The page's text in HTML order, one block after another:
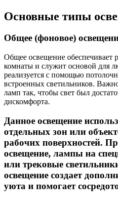
Основные типы
Общее (фоновое)
Общее освещение обеспечивает
комнаты и служит основой для
реализуется с помощью
встроенных светильников.
ламп так, чтобы свет был
дискомфорта.
Данное освещение
отдельных зон или
рабочих поверхностей.
освещение, лампы на
или трековые
освещение создает
уюта и помогает